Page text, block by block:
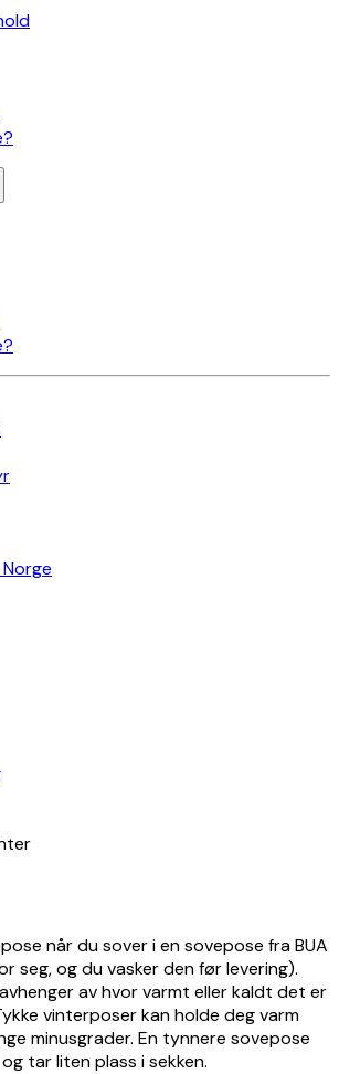
når du sover i en sovepose fra BUA
seg, og du vasker den før levering).
av hvor varmt eller kaldt det er
vinterposer kan holde deg varm
minusgrader. En tynnere sovepose
tar liten plass i sekken.